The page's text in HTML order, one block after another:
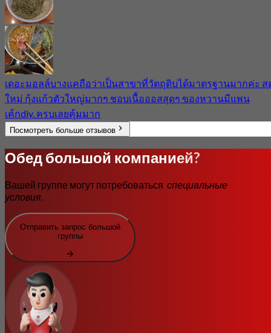
เดอะมอลล์​บางแคถือว่าเป็นสาขาที่วัตถุดิบ​ได้มาตรฐาน​มากค่ะ​ ส
ใหม่​ กุ้งแก้วตัวใหญ่มากๆ​ ชอบเนื้อออสสุดๆ​ ของหวานมีแพน
เค้กdiy. ครบเลยคุ้มมาก
Посмотреть больше отзывов
Обед большой компанией?
Вашей группе могут потребоваться специальные
условия.
Отправить запрос большой
группы